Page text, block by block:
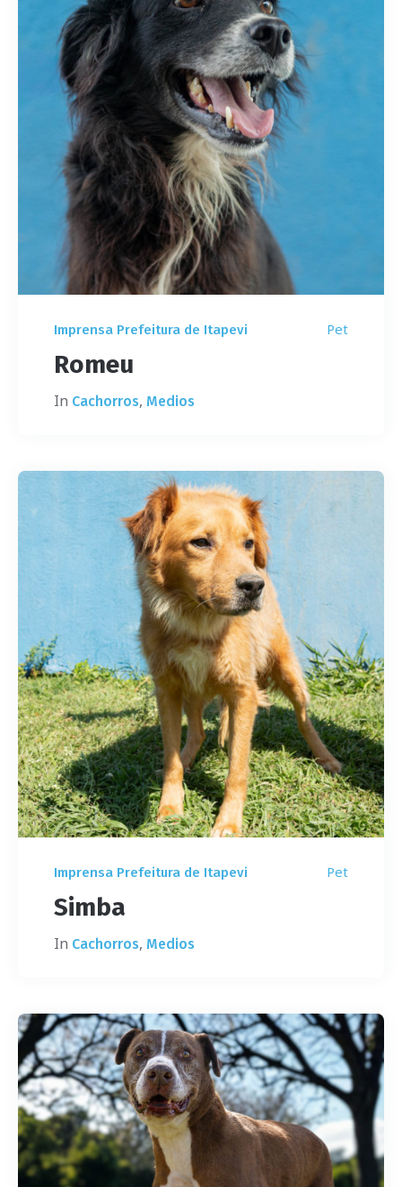
Imprensa Prefeitura de Itapevi Pet
Romeu
In Cachorros, Medios
Imprensa Prefeitura de Itapevi Pet
Simba
In Cachorros, Medios